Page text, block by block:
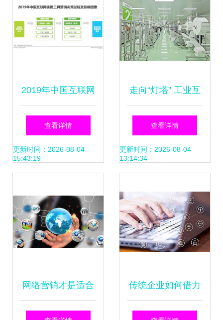
2019年中国互联网
实用工具企业营销
策略白皮书
查看详情
更新时间：2026-08-04
15:43:19
走向“灯塔” 工业互
联中的销售裂变
查看详情
更新时间：2026-08-04
13:14:34
网络营销才是适合
年轻人的职业——
传统企业如何借力
互联网思维营销 从